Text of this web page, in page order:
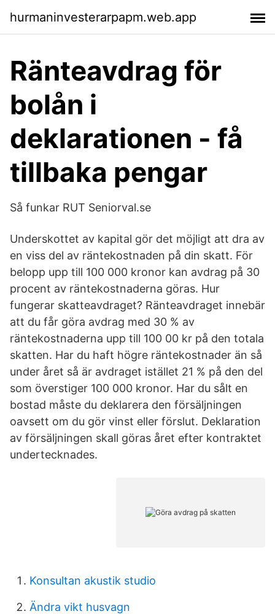
hurmaninvesterarpapm.web.app
Ränteavdrag för
bolån i
deklarationen - få
tillbaka pengar
Så funkar RUT Seniorval.se
Underskottet av kapital gör det möjligt att dra av
en viss del av räntekostnaden på din skatt. För
belopp upp till 100 000 kronor kan avdrag på 30
procent av räntekostnaderna göras. Hur
fungerar skatteavdraget? Ränteavdraget innebär
att du får göra avdrag med 30 % av
räntekostnaderna upp till 100 00 kr på den totala
skatten. Har du haft högre räntekostnader än så
under året så är avdraget istället 21 % på den del
som överstiger 100 000 kronor. Har du sålt en
bostad måste du deklarera den försäljningen
oavsett om du gör vinst eller förslut. Deklaration
av försäljningen skall göras året efter kontraktet
undertecknades.
Konsultan akustik studio
Ändra vikt husvagn